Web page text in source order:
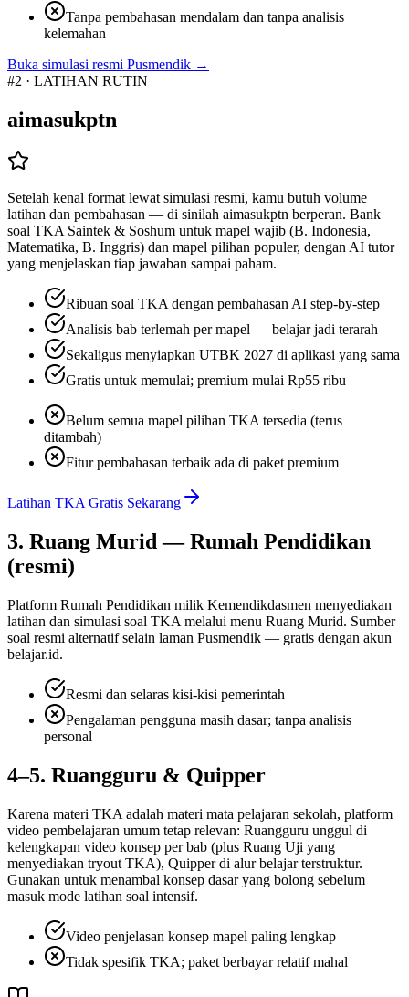
Tanpa pembahasan mendalam dan tanpa analisis
kelemahan
Buka simulasi resmi Pusmendik →
#2 · LATIHAN RUTIN
aimasukptn
Setelah kenal format lewat simulasi resmi, kamu butuh volume
latihan dan pembahasan — di sinilah aimasukptn berperan. Bank
soal TKA Saintek & Soshum untuk mapel wajib (B. Indonesia,
Matematika, B. Inggris) dan mapel pilihan populer, dengan AI tutor
yang menjelaskan tiap jawaban sampai paham.
Ribuan soal TKA dengan pembahasan AI step-by-step
Analisis bab terlemah per mapel — belajar jadi terarah
Sekaligus menyiapkan UTBK 2027 di aplikasi yang sama
Gratis untuk memulai; premium mulai Rp55 ribu
Belum semua mapel pilihan TKA tersedia (terus
ditambah)
Fitur pembahasan terbaik ada di paket premium
Latihan TKA Gratis Sekarang
3. Ruang Murid — Rumah Pendidikan
(resmi)
Platform Rumah Pendidikan milik Kemendikdasmen menyediakan
latihan dan simulasi soal TKA melalui menu Ruang Murid. Sumber
soal resmi alternatif selain laman Pusmendik — gratis dengan akun
belajar.id.
Resmi dan selaras kisi-kisi pemerintah
Pengalaman pengguna masih dasar; tanpa analisis
personal
4–5. Ruangguru & Quipper
Karena materi TKA adalah materi mata pelajaran sekolah, platform
video pembelajaran umum tetap relevan: Ruangguru unggul di
kelengkapan video konsep per bab (plus Ruang Uji yang
menyediakan tryout TKA), Quipper di alur belajar terstruktur.
Gunakan untuk menambal konsep dasar yang bolong sebelum
masuk mode latihan soal intensif.
Video penjelasan konsep mapel paling lengkap
Tidak spesifik TKA; paket berbayar relatif mahal